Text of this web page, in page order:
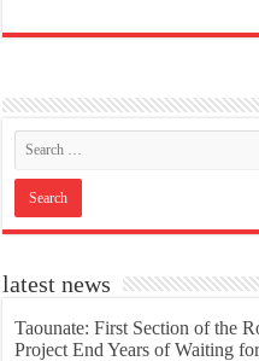
latest news
Taounate: First Section of the
Project End Years of Waiting